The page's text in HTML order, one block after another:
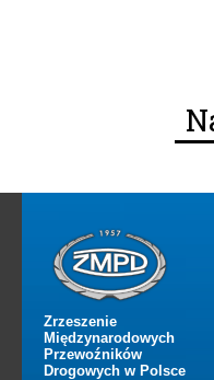
Zrzeszenie
Międzynarodowych
Przewoźników
Drogowych w Polsce